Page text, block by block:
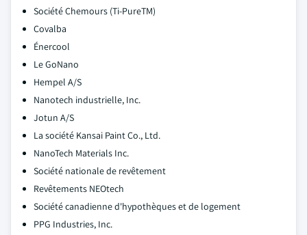
Société Chemours (Ti-PureTM)
Covalba
Énercool
Le GoNano
Hempel A/S
Nanotech industrielle, Inc.
Jotun A/S
La société Kansai Paint Co., Ltd.
NanoTech Materials Inc.
Société nationale de revêtement
Revêtements NEOtech
Société canadienne d'hypothèques et de logement
PPG Industries, Inc.